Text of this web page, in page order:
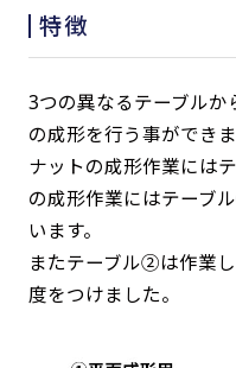
特徴
3つの異なるテーブル
の成形を行う事ができま
ナットの成形作業には
の成形作業にはテーブ
います。
またテーブル②は作業
度をつけました。